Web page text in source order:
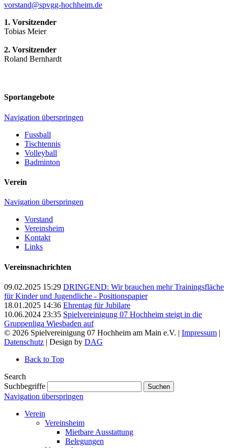
vorstand@spvgg-hochheim.de
1. Vorsitzender
Tobias Meier
2. Vorsitzender
Roland Bernhardt
Sportangebote
Navigation überspringen
Fussball
Tischtennis
Volleyball
Badminton
Verein
Navigation überspringen
Vorstand
Vereinsheim
Kontakt
Links
Vereinsnachrichten
09.02.2025 15:29 DRINGEND: Wir brauchen mehr Trainingsfläche
für Kinder und Jugendliche - Positionspapier
18.01.2025 14:36 Ehrentag für Jubilare
10.06.2024 23:35 Spielvereinigung 07 Hochheim steigt in die
Gruppenliga Wiesbaden auf
© 2026 Spielvereinigung 07 Hochheim am Main e.V. | Impressum |
Datenschutz | Design by DAG
Back to Top
Search
Suchbegriffe
Suchen
Navigation überspringen
Verein
Vereinsheim
Mietbare Ausstattung
Belegungen